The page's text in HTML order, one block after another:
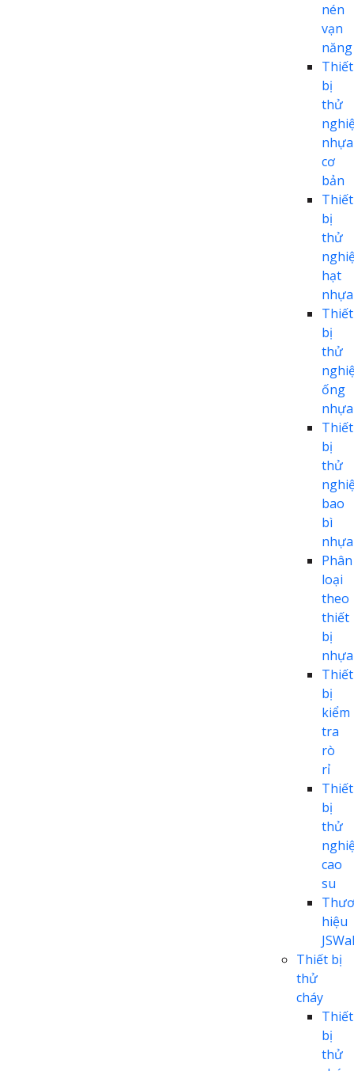
nén
vạn
năng
Thiết
bị
thử
nhựa
cơ
bản
Thiết
bị
thử
hạt
nhựa
Thiết
bị
thử
ống
nhựa
Thiết
bị
thử
bao
bì
nhựa
Phân
loại
theo
thiết
bị
nhựa
Thiết
bị
kiểm
tra
rò
rỉ
Thiết
bị
thử
cao
su
hiệu
Thiết bị
thử
cháy
Thiết
bị
thử